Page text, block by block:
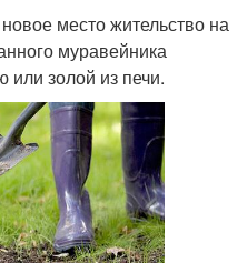
место жительство на
муравейника
или золой из печи.